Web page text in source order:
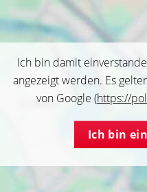
Ich bin damit
angezeigt werden. Es
von Google (https://
Ich bin